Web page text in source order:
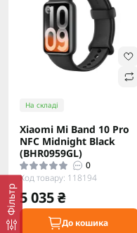
Фільтр
На складі
Xiaomi Mi Band 10 Pro
NFC Midnight Black
(BHR0959GL)
0
Код товару: 118194
5 035 ₴
До кошика